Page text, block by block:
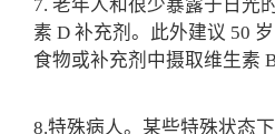
7. 老年人和很少暴露于日光
素 D 补充剂。此外建议 50
食物或补充剂中摄取维生素
8.特殊病人。某些特殊状态